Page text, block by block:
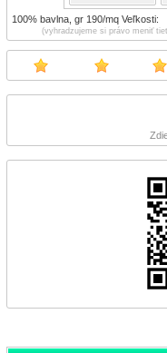
100% bavlna, gr 190/mq Veľkosti:
(vyhradzujeme si právo meniť